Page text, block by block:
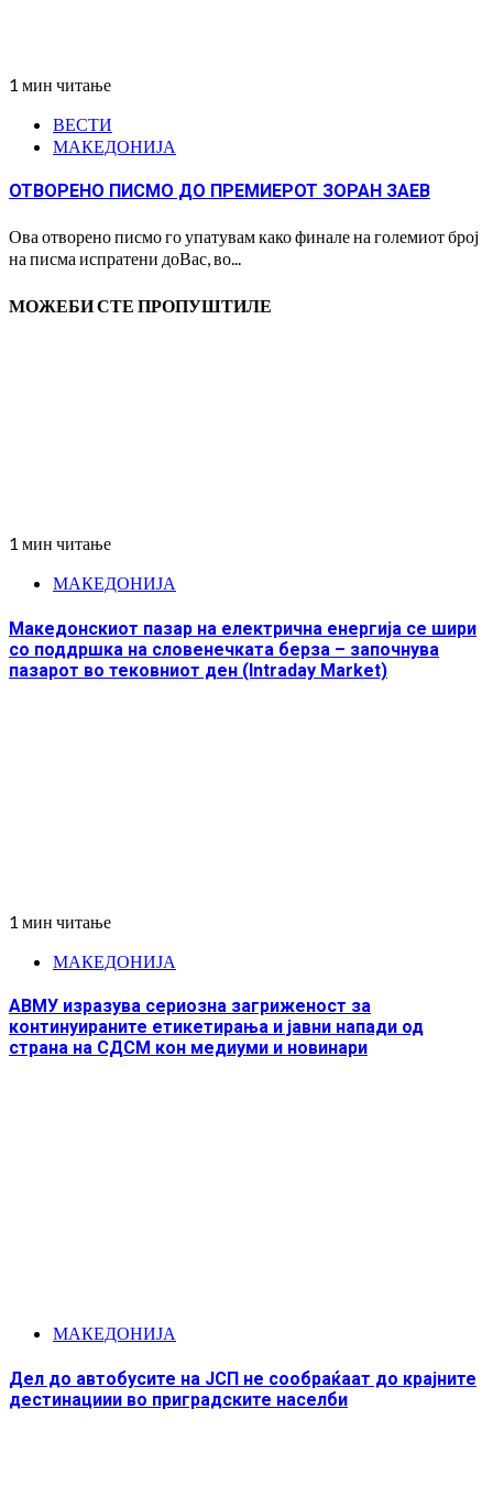
1 мин читање
ВЕСТИ
МАКЕДОНИЈА
ОТВОРЕНО ПИСМО ДО ПРЕМИЕРOT ЗОРАН ЗАЕВ
Ова отворено писмо го упатувам како финале на големиот број
на писма испратени доВас, во...
МОЖЕБИ СТЕ ПРОПУШТИЛЕ
1 мин читање
МАКЕДОНИЈА
Македонскиот пазар на електрична енергија се шири
со поддршка на словенечката берза – започнува
пазарот во тековниот ден (Intraday Market)
1 мин читање
МАКЕДОНИЈА
АВМУ изразува сериозна загриженост за
континуираните етикетирања и јавни напади од
страна на СДСМ кон медиуми и новинари
МАКЕДОНИЈА
Дел до автобусите на ЈСП не сообраќаат до крајните
дестинациии во приградските населби